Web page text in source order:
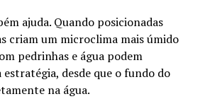
ajuda. Quando posicionadas
criam um microclima mais úmido
pedrinhas e água podem
desde que o fundo do
na água.